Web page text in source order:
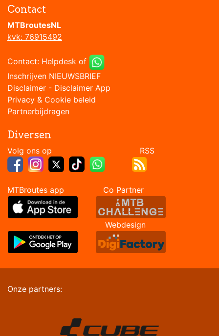
Contact
MTBroutesNL
kvk: 76915492
Contact: Helpdesk of
Inschrijven NIEUWSBRIEF
Disclaimer - Disclaimer App
Privacy & Cookie beleid
Partnerbijdragen
Diversen
Volg ons op RSS
MTBroutes app Co Partner
Webdesign
Onze partners: